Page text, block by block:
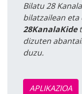
Bilatu 28
bilatzailean
28KanalaKide
dizuten
duzu.
APLIKAZIOA